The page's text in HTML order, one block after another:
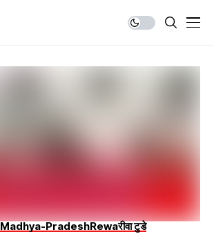
Madhya-PradeshRewaरीवा टुडे